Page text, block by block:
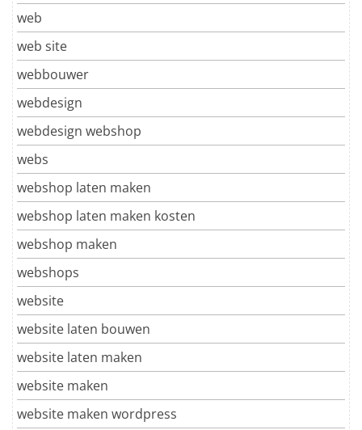
web
web site
webbouwer
webdesign
webdesign webshop
webs
webshop laten maken
webshop laten maken kosten
webshop maken
webshops
website
website laten bouwen
website laten maken
website maken
website maken wordpress